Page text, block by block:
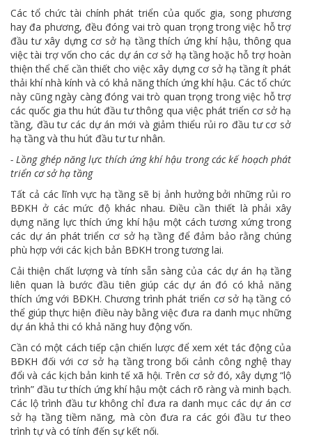
Các tổ chức tài chính phát triển của quốc gia, song phương
hay đa phương, đều đóng vai trò quan trọng trong việc hỗ trợ
đầu tư xây dựng cơ sở hạ tầng thích ứng khí hậu, thông qua
việc tài trợ vốn cho các dự án cơ sở hạ tầng hoặc hỗ trợ hoàn
thiện thể chế cần thiết cho việc xây dựng cơ sở hạ tầng ít phát
thải khí nhà kính và có khả năng thích ứng khí hậu. Các tổ chức
này cũng ngày càng đóng vai trò quan trọng trong việc hỗ trợ
các quốc gia thu hút đầu tư thông qua việc phát triển cơ sở hạ
tầng, đầu tư các dự án mới và giảm thiểu rủi ro đầu tư cơ sở
hạ tầng và thu hút đầu tư tư nhân.
- Lồng ghép năng lực thích ứng khí hậu trong các kế hoạch phát
triển cơ sở hạ tầng
Tất cả các lĩnh vực hạ tầng sẽ bị ảnh hưởng bởi những rủi ro
BĐKH ở các mức độ khác nhau. Điều cần thiết là phải xây
dựng năng lực thích ứng khí hậu một cách tương xứng trong
các dự án phát triển cơ sở hạ tầng để đảm bảo rằng chúng
phù hợp với các kịch bản BĐKH trong tương lai.
Cải thiện chất lượng và tính sẵn sàng của các dự án hạ tầng
liên quan là bước đầu tiên giúp các dự án đó có khả năng
thích ứng với BĐKH. Chương trình phát triển cơ sở hạ tầng có
thể giúp thực hiện điều này bằng việc đưa ra danh mục những
dự án khả thi có khả năng huy động vốn.
Cần có một cách tiếp cận chiến lược để xem xét tác động của
BĐKH đối với cơ sở hạ tầng trong bối cảnh công nghệ thay
đổi và các kịch bản kinh tế xã hội. Trên cơ sở đó, xây dựng “lộ
trình” đầu tư thích ứng khí hậu một cách rõ ràng và minh bạch.
Các lộ trình đầu tư không chỉ đưa ra danh mục các dự án cơ
sở hạ tầng tiềm năng, mà còn đưa ra các gói đầu tư theo
trình tự và có tính đến sự kết nối.